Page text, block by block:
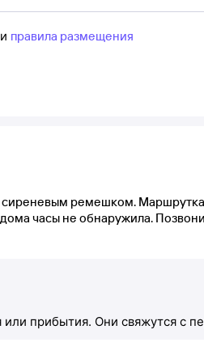
и правила размещения
ремешком. Маршрутка
часы не обнаружила.
прибытия. Они свяжутся с